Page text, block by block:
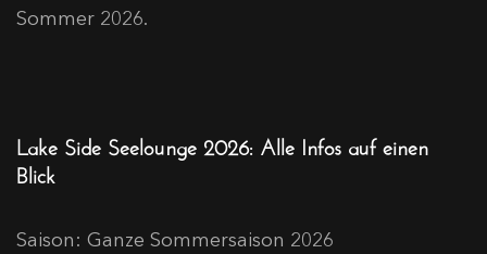
Sommer 2026.
Lake Side Seelounge 2026: Alle Infos auf einen
Blick
Saison: Ganze Sommersaison 2026